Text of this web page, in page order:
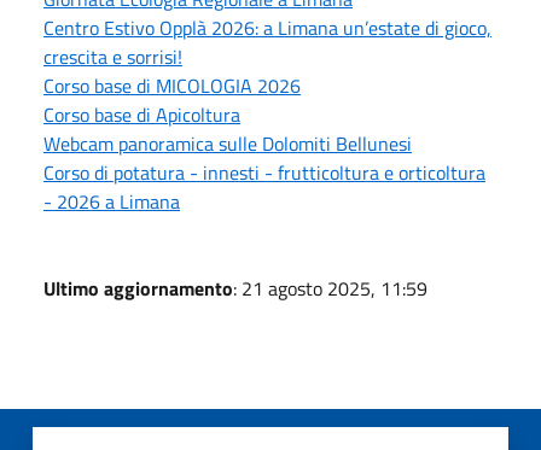
Centro Estivo Opplà 2026: a Limana un’estate di gioco,
crescita e sorrisi!
Corso base di MICOLOGIA 2026
Corso base di Apicoltura
Webcam panoramica sulle Dolomiti Bellunesi
Corso di potatura - innesti - frutticoltura e orticoltura
- 2026 a Limana
Ultimo aggiornamento: 21 agosto 2025, 11:59